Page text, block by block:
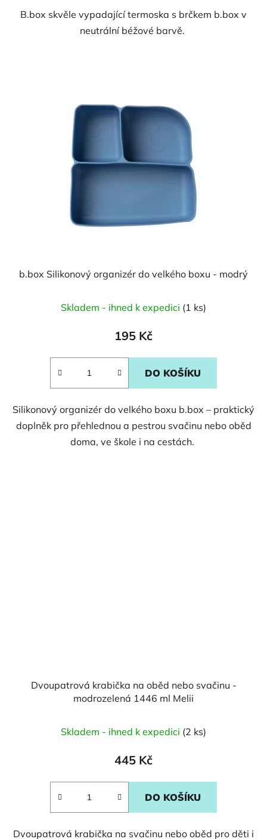
B.box skvěle vypadající termoska s brčkem b.box v
neutrální béžové barvě.
b.box Silikonový organizér do velkého boxu - modrý
Skladem - ihned k expedici (1 ks)
195 Kč
DO KOŠÍKU
Silikonový organizér do velkého boxu b.box – praktický
doplněk pro přehlednou a pestrou svačinu nebo oběd
doma, ve škole i na cestách.
Dvoupatrová krabička na oběd nebo svačinu -
modrozelená 1446 ml Melii
Skladem - ihned k expedici (2 ks)
445 Kč
DO KOŠÍKU
Dvoupatrová krabička na svačinu nebo oběd pro děti i